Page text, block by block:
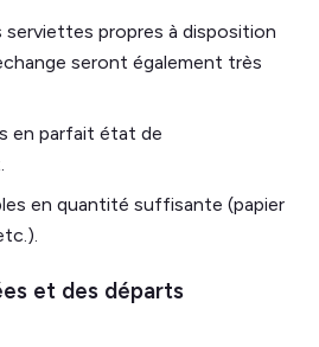
serviettes propres à disposition
seront également très
en parfait état de
en quantité suffisante (papier
et des départs